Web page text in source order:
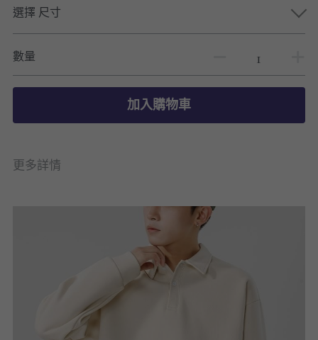
選擇 尺寸
數量
加入購物車
更多詳情